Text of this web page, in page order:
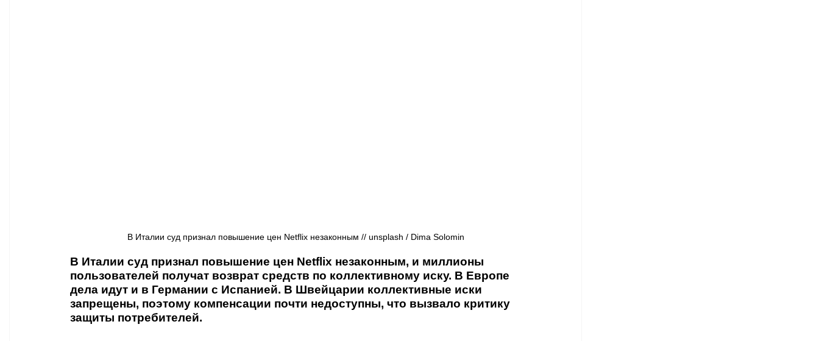
В Италии суд признал повышение цен Netflix незаконным // unsplash / Dima Solomin
В Италии суд признал повышение цен Netflix незаконным, и миллионы
пользователей получат возврат средств по коллективному иску. В Европе
дела идут и в Германии с Испанией. В Швейцарии коллективные иски
запрещены, поэтому компенсации почти недоступны, что вызвало критику
защиты потребителей.